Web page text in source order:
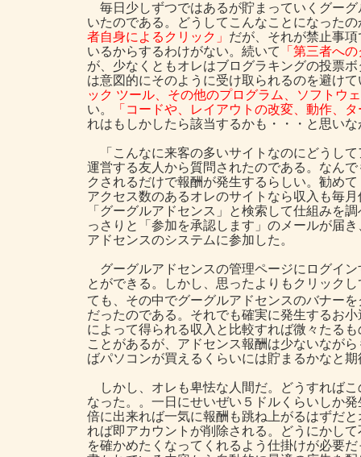
毎日少しずつではあるが貯まっていくグー
いたのである。どうしてこんなことになった
者自身によるクリック」 だが、それが禁止事
いるからするわけがない。続いて 「第三者へ
が、少なくともオレはブログラキングの投票
は意図的にそのように受け取られるのを避け
ック ツール、その他のプログラム、ソフトウ
い。
「コードや、レイアウトの改変、動作、
れはもしかしたら該当するかも・・・と思い
「こんなに来客の多いサイトなのにどうし
運営する友人から質問されたのである。なん
クされるだけで報酬が発生するらしい。勧め
アクセス数のあるオレのサイトなら収入も毎
「グーグルアドセンス」と検索して仕組みを
っさりと「参加を承認します」のメールが届
アドセンスのシステムに参加した。
グーグルアドセンスの管理ページにログイ
とができる。しかし、思ったよりもクリック
ても、その中でグーグルアドセンスのバナー
だったのである。それでも確実に発生するお
によって得られる収入と比較すれば微々たる
ことがあるが、アドセンス報酬は少ないなが
ばパソコンが買えるくらいには貯まるかなと
しかし、オレも卑怯な人間だ。どうすれば
なった。。一日にせいぜい５ドルくらいしか
倍に出来れば一気に報酬も跳ね上がるはずだ
れば即アカウントが削除される。どうにかし
を確かめたくなってくれるよう仕掛けが必要